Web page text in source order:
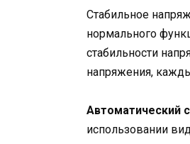
Стабильное
нормального
стабильности
напряжения,
Автоматический
использовании